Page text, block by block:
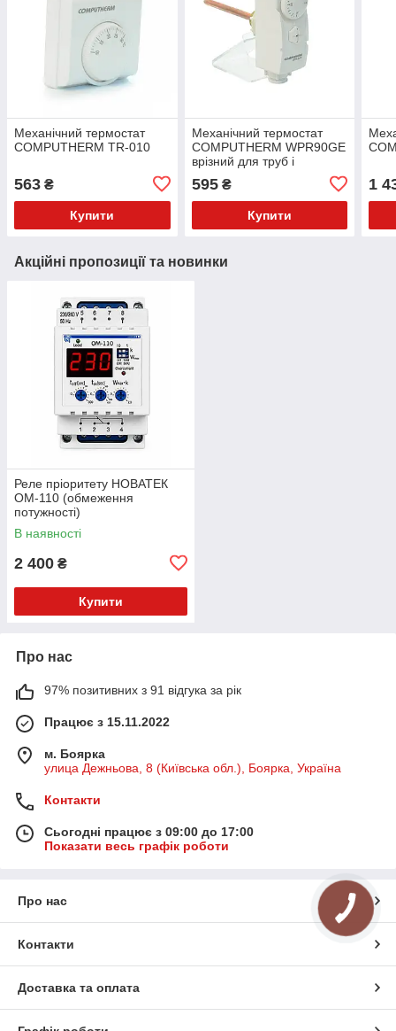
Механічний термостат
COMPUTHERM TR-010
563 ₴
Купити
Механічний термостат
COMPUTHERM WPR90GE
врізний для труб і
595₴
Купити
1
Акційні пропозиції та новинки
Реле пріоритету НОВАТЕК
OM-110 (обмеження
потужності)
В наявності
2 400 ₴
Купити
Про нас
97% позитивних з 91 відгука за рік
Працює з 15.11.2022
м. Боярка
улица Дежньова, 8 (Київська обл.), Боярка, Україна
Контакти
Сьогодні працює з 09:00 до 17:00
Показати весь графік роботи
Про нас
Контакти
Доставка та оплата